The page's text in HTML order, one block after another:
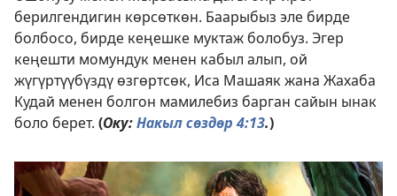
берилгендигин көрсөткөн. Баарыбыз эле бирде
болбосо, бирде кеңешке муктаж болобуз. Эгер
кеңешти момундук менен кабыл алып, ой
жүгүртүүбүздү өзгөртсөк, Иса Машаяк жана Жахаба
Кудай менен болгон мамилебиз барган сайын ынак
боло берет. (Оку:Накыл сөздөр 4:13.)